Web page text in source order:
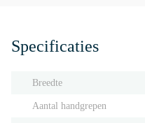
Specificaties
Breedte
Aantal handgrepen